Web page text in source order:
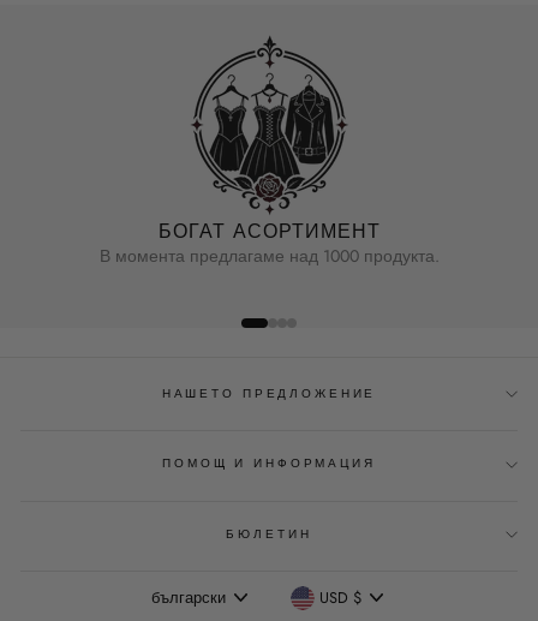
БОГАТ АСОРТИМЕНТ
В момента предлагаме над 1000 продукта.
НАШЕТО ПРЕДЛОЖЕНИЕ
ПОМОЩ И ИНФОРМАЦИЯ
БЮЛЕТИН
Език
български Валута
USD $